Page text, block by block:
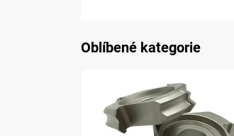
Oblíbené kategorie